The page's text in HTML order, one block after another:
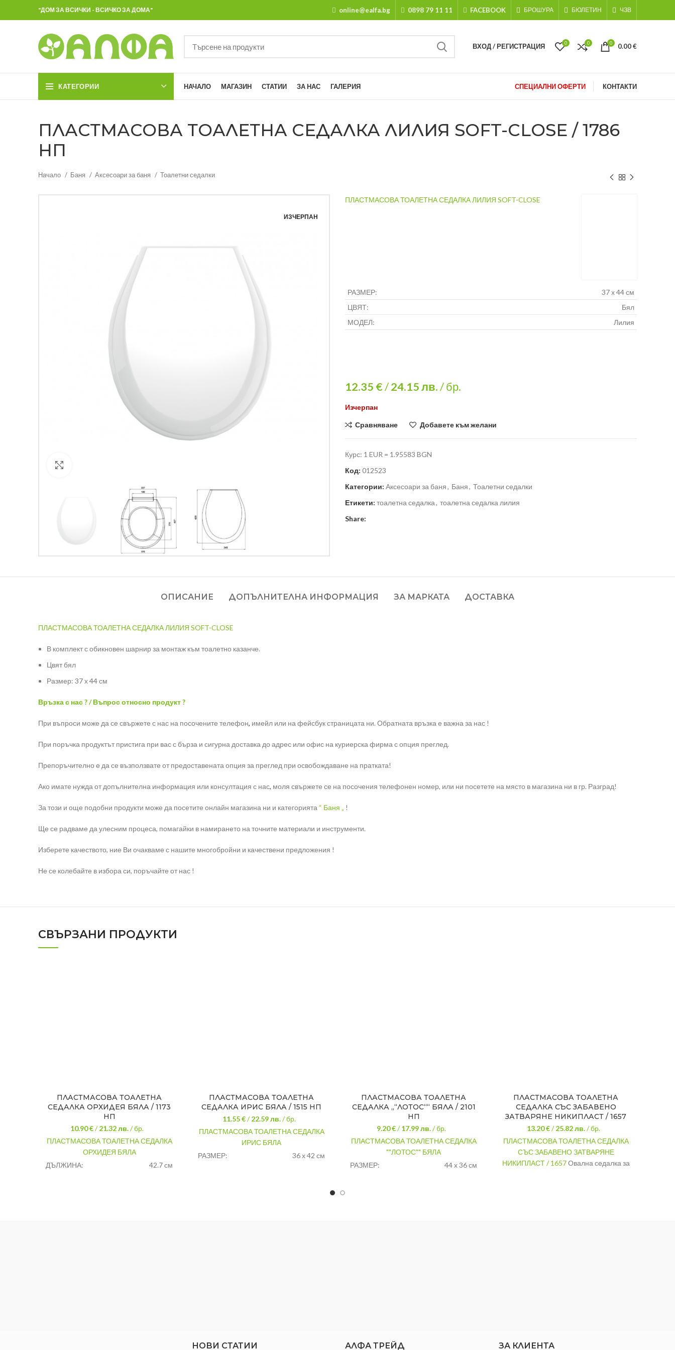
"ДОМ ЗА ВСИЧКИ - ВСИЧКО ЗА ДОМА" online@ealfa.bg 0898 79 11 11 FACEBOOK БРОШУРА БЮЛЕТИН ЧЗВ
ВХОД / РЕГИСТРАЦИЯ 0 0 0 0.00€
КАТЕГОРИИ НАЧАЛО МАГАЗИН СТАТИИ ЗА НАС ГАЛЕРИЯ СПЕЦИАЛНИ ОФЕРТИ КОНТАКТИ
ПЛАСТМАСОВА ТОАЛЕТНА СЕДАЛКА ЛИЛИЯ SOFT-CLOSE / 1786
НП
Начало Баня Аксесоари за баня Тоалетни седалки
ИЗЧЕРПАН
ПЛАСТМАСОВА ТОАЛЕТНА СЕДАЛКА ЛИЛИЯ SOFT-CLOSE
РАЗМЕР:
37 х 44 см
ЦВЯТ:
Бял
МОДЕЛ:
Лилия
12.35 €/24.15лв./ бр.
Изчерпан
Сравняване Добавете към желани
Курс: 1 EUR = 1.95583 BGN
Код: 012523
Категории: Аксесоари за баня, Баня, Тоалетни седалки
Етикети: тоалетна седалка, тоалетна седалка лилия
Share:
ОПИСАНИЕ ДОПЪЛНИТЕЛНА ИНФОРМАЦИЯ ЗА МАРКАТА ДОСТАВКА
ПЛАСТМАСОВА ТОАЛЕТНА СЕДАЛКА ЛИЛИЯ SOFT-CLOSE
В комплект с обикновен шарнир за монтаж към тоалетно казанче.
Цвят бял
Размер: 37 х 44 см
Връзка с нас ? / Въпрос относно продукт ?
При въпроси може да се свържете с нас на посочените телефон, имейл или на фейсбук страницата ни. Обратната връзка е важна за нас !
При поръчка продуктът пристига при вас с бърза и сигурна доставка до адрес или офис на куриерска фирма с опция преглед.
Препоръчително е да се възползвате от предоставената опция за преглед при освобождаване на пратката!
Ако имате нужда от допълнителна информация или консултация с нас, моля свържете се на посочения телефонен номер, или ни посетете на място в магазина ни в гр. Разград!
За този и още подобни продукти може да посетите онлайн магазина ни и категорията “ Баня „ !
Ще се радваме да улесним процеса, помагайки в намирането на точните материали и инструменти.
Изберете качеството, ние Ви очакваме с нашите многобройни и качествени предложения !
Не се колебайте в избора си, поръчайте от нас !
СВЪРЗАНИ ПРОДУКТИ
ПЛАСТМАСОВА ТОАЛЕТНА
СЕДАЛКА ОРХИДЕЯ БЯЛА / 1173
НП
10.90 €/21.32лв. / бр.
ПЛАСТМАСОВА ТОАЛЕТНА СЕДАЛКА
ОРХИДЕЯ БЯЛА
ДЪЛЖИНА:
42.7 см
ПЛАСТМАСОВА ТОАЛЕТНА
СЕДАЛКА ИРИС БЯЛА / 1515 НП
11.55 €/22.59лв. / бр.
ПЛАСТМАСОВА ТОАЛЕТНА СЕДАЛКА
ИРИС БЯЛА
РАЗМЕР:
36 х 42 см
ПЛАСТМАСОВА ТОАЛЕТНА
СЕДАЛКА „“ЛОТОС““ БЯЛА / 2101
НП
9.20 €/17.99лв. / бр.
ПЛАСТМАСОВА ТОАЛЕТНА СЕДАЛКА
""ЛОТОС"" БЯЛА
РАЗМЕР:
44 х 36 см
ПЛАСТМАСОВА ТОАЛЕТНА
СЕДАЛКА СЪС ЗАБАВЕНО
ЗАТВАРЯНЕ НИКИПЛАСТ / 1657
13.20 €/25.82лв. / бр.
ПЛАСТМАСОВА ТОАЛЕТНА СЕДАЛКА
СЪС ЗАБАВЕНО ЗАТВАРЯНЕ
НИКИПЛАСТ / 1657Овална седалка за
НОВИ СТАТИИ АЛФА ТРЕЙД ЗА КЛИЕНТА